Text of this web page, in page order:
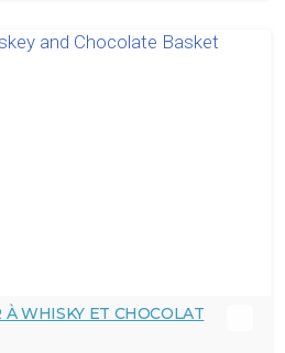
WHISKY ET CHOCOLAT